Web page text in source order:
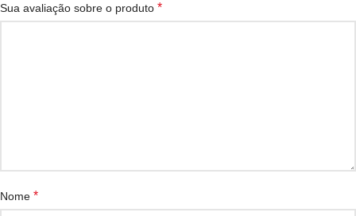
Sua avaliação sobre o produto *
Nome *